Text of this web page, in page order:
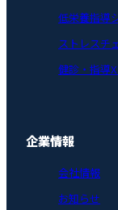
低栄養指導
ストレスチ
健診・指導
企業情報
会社情報
お知らせ